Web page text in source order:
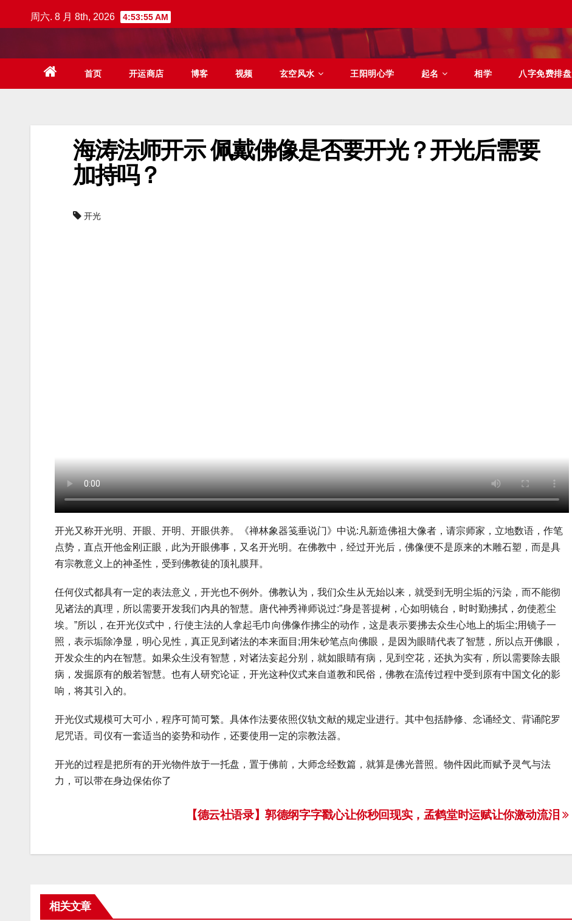
至
周六. 8 月 8th, 2026 4:53:56 AM
首页 开运商店 博客 视频 玄空风水 王阳明心学 起名 相学 八字免费排盘
海涛法师开示 佩戴佛像是否要开光？开光后需要
加持吗？
开光
开光又称开光明、开眼、开明、开眼供养。《禅林象器笺垂说门》中说:凡新造佛祖大像者，请宗师家，立地数语，作笔
点势，直点开他金刚正眼，此为开眼佛事，又名开光明。在佛教中，经过开光后，佛像便不是原来的木雕石塑，而是具
有宗教意义上的神圣性，受到佛教徒的顶礼膜拜。
任何仪式都具有一定的表法意义，开光也不例外。佛教认为，我们众生从无始以来，就受到无明尘垢的污染，而不能彻
见诸法的真理，所以需要开发我们内具的智慧。唐代神秀禅师说过:”身是菩提树，心如明镜台，时时勤拂拭，勿使惹尘
埃。”所以，在开光仪式中，行使主法的人拿起毛巾向佛像作拂尘的动作，这是表示要拂去众生心地上的垢尘;用镜子一
照，表示垢除净显，明心见性，真正见到诸法的本来面目;用朱砂笔点向佛眼，是因为眼睛代表了智慧，所以点开佛眼，
开发众生的内在智慧。如果众生没有智慧，对诸法妄起分别，就如眼睛有病，见到空花，还执为实有，所以需要除去眼
病，发掘原有的般若智慧。也有人研究论证，开光这种仪式来自道教和民俗，佛教在流传过程中受到原有中国文化的影
响，将其引入的。
开光仪式规模可大可小，程序可简可繁。具体作法要依照仪轨文献的规定业进行。其中包括静修、念诵经文、背诵陀罗
尼咒语。司仪有一套适当的姿势和动作，还要使用一定的宗教法器。
开光的过程是把所有的开光物件放于一托盘，置于佛前，大师念经数篇，就算是佛光普照。物件因此而赋予灵气与法
力，可以带在身边保佑你了
航
【德云社语录】郭德纲字字戳心让你秒回现实，孟鹤堂时运赋让你激动流泪
相关文章